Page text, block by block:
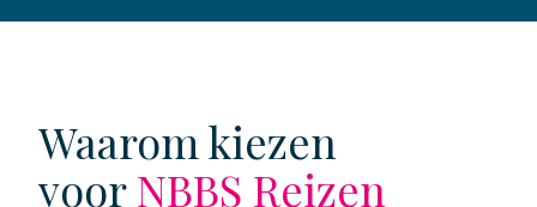
Waarom kiezen
voorNBBS Reizen